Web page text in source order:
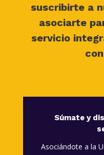
suscribirte a
asociarte
servicio
Súmate y
Asociándote a la